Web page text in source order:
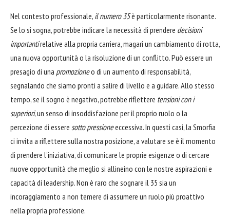
Nel contesto professionale, il numero 35è particolarmente risonante.
Se lo si sogna, potrebbe indicare la necessità di prendere decisioni
importantirelative alla propria carriera, magari un cambiamento di rotta,
una nuova opportunità o la risoluzione di un conflitto. Può essere un
presagio di una promozioneo di un aumento di responsabilità,
segnalando che siamo pronti a salire di livello e a guidare. Allo stesso
tempo, se il sogno è negativo, potrebbe riflettere tensioni con i
superiori, un senso di insoddisfazione per il proprio ruolo o la
percezione di essere sotto pressioneeccessiva. In questi casi, la Smorfia
ci invita a riflettere sulla nostra posizione, a valutare se è il momento
di prendere l'iniziativa, di comunicare le proprie esigenze o di cercare
nuove opportunità che meglio si allineino con le nostre aspirazioni e
capacità di leadership. Non è raro che sognare il 35 sia un
incoraggiamento a non temere di assumere un ruolo più proattivo
nella propria professione.